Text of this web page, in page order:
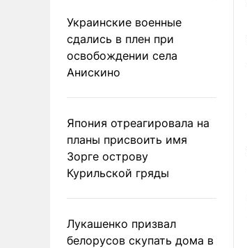
Украинские военные
сдались в плен при
освобождении села
Анискино
Япония отреагировала на
планы присвоить имя
Зорге острову
Курильской гряды
Лукашенко призвал
белорусов скупать дома в